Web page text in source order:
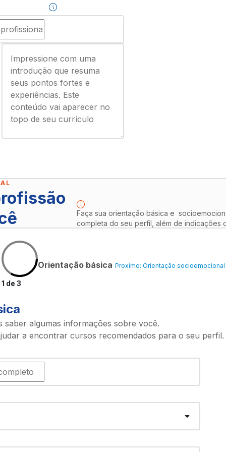
Faça sua orientação básica e
completa do seu perfil, além de indicações
1 de 3
Orientação básica Proximo: Orientação socioemocional
saber algumas informações sobre você.
a encontrar cursos recomendados para o seu perfil.